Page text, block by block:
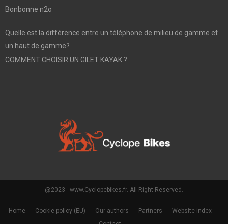
Bonbonne n2o
Quelle est la différence entre un téléphone de milieu de gamme et
un haut de gamme?
COMMENT CHOISIR UN GILET KAYAK ?
@2023 - www.Cyclopebikes.fr. All Right Reserved.
Home Cookie policy (EU) Our authors Partners
Website index